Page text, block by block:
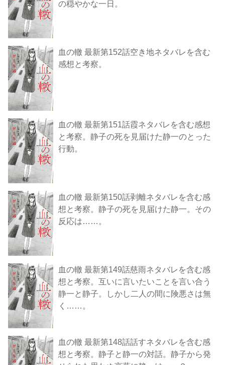
の穏やかな一日。
血の轍 最新第152話空き地ネタバレを含む
感想と考察。
血の轍 最新第151話霞ネタバレを含む感想
と考察。静子の死を見届けた静一のとった
行動。
血の轍 最新第150話剥離ネタバレを含む感
想と考察。静子の死を見届けた静一。その
反応は……。
血の轍 最新第149話慈雨ネタバレを含む感
想と考察。互いに言いたいことを言い合う
静一と静子。しかし二人の間に険悪さは無
く……。
血の轍 最新第148話話すネタバレを含む感
想と考察。静子と静一の対話。静子から発